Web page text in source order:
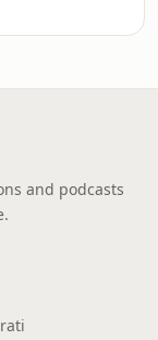
and podcasts